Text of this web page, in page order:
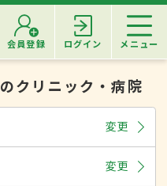
会員登録 ログイン メニュー
のクリニック・病院
変更
変更